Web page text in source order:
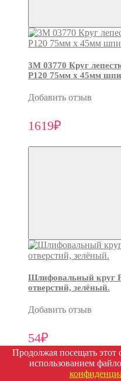
3М 03770 Круг
P120 75мм х 45мм
Добавить отзыв
1619₽
Шлифовальный круг
отверстий, зелёный.
Добавить отзыв
54₽
Продолжая посещать этот
использованием